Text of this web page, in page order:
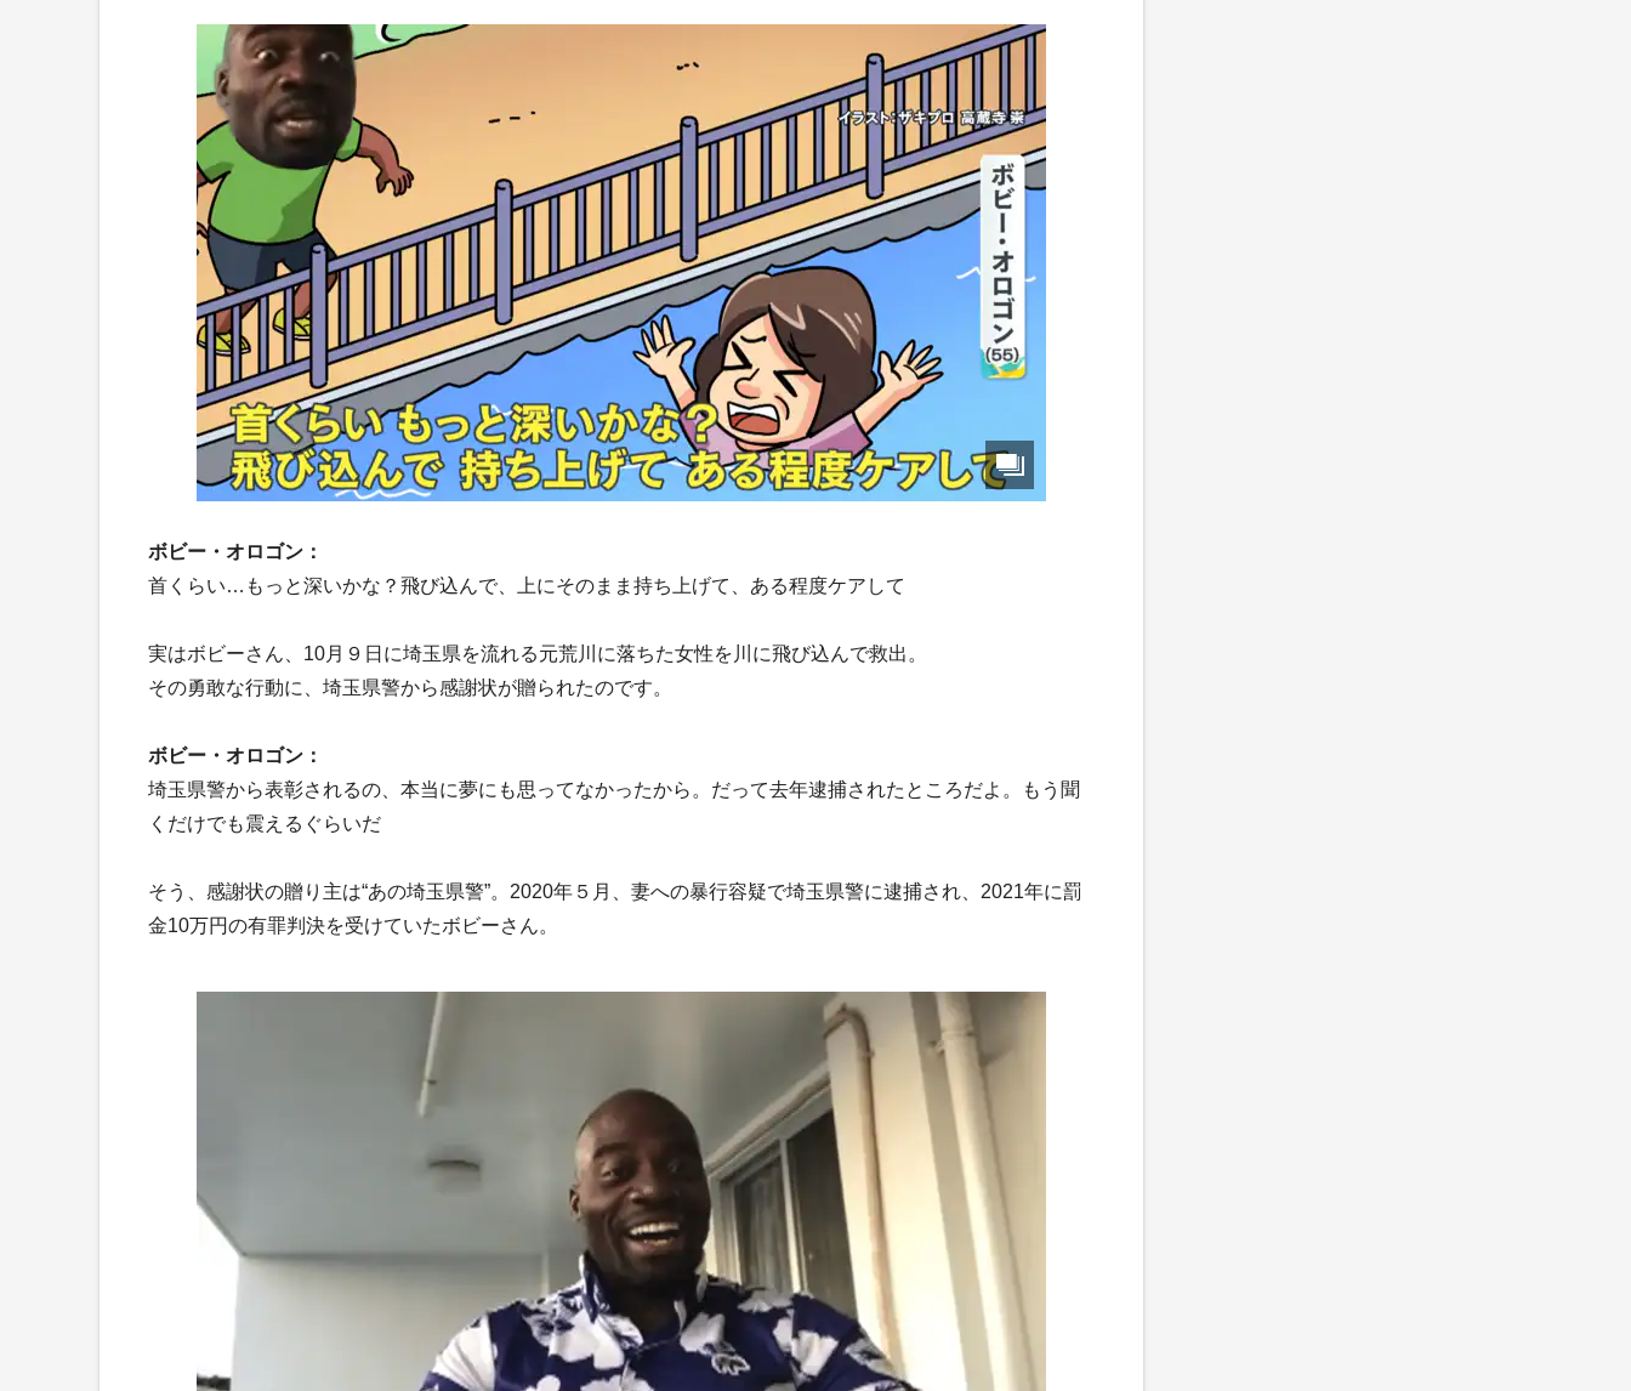
ボビー・オロゴン：
首くらい…もっと深いかな？飛び込んで、上にそのまま持ち上げて、ある程度ケアして
実はボビーさん、10月９日に埼玉県を流れる元荒川に落ちた女性を川に飛び込んで救出。
その勇敢な行動に、埼玉県警から感謝状が贈られたのです。
ボビー・オロゴン：
埼玉県警から表彰されるの、本当に夢にも思ってなかったから。だって去年逮捕されたところだよ。もう聞
くだけでも震えるぐらいだ
そう、感謝状の贈り主は“あの埼玉県警”。2020年５月、妻への暴行容疑で埼玉県警に逮捕され、2021年に罰
金10万円の有罪判決を受けていたボビーさん。